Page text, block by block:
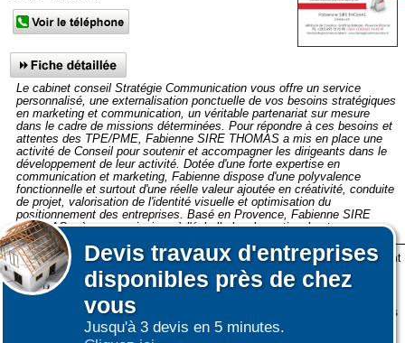
Devis travaux d'entreprises
disponibles près de chez
vous
Jusqu'à 3 devis en 5 minutes.
Le cabinet conseil Stratégie Communication vous offre un service
personnalisé, une externalisation ponctuelle de vos besoins stratégiques
en marketing et communication, un véritable partenariat sur mesure
dans le cadre de missions déterminées. Pour répondre à ces besoins et
attentes des TPE/PME, Fabienne SIRE THOMAS a mis en place une
activité de Conseil pour soutenir et accompagner les dirigeants dans le
développement de leur activité. Dotée d'une forte expertise en
communication et marketing, Fabienne dispose d'une polyvalence
fonctionnelle et surtout d'une réelle valeur ajoutée en créativité, conduite
de projet, valorisation de l'identité visuelle et optimisation du
positionnement des entreprises. Basé en Provence, Fabienne SIRE
THOMAS mène ses missions à l'échelle locale, nationale et
internationale.
Afficher plus de prestataires dans un rayon de 50km autour de Apt
Lors de votre visite sur notre site des fichiers informatiques nommés cookies sont
déposés sur votre terminal. Ces cookies sont utilisés pour la navigation, le
fonctionnement du site et les mesures d'audience pour l'éditeur.
Nous ne collectons pas vos données personnelles au travers des cookies à des
fins publicitaires ni pour nous ni pour des tiers.